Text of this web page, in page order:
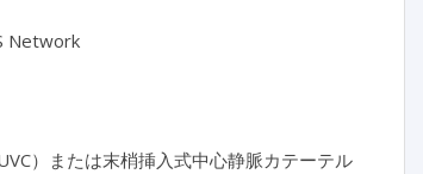
Network
）または末梢挿入式中心静脈カテーテル